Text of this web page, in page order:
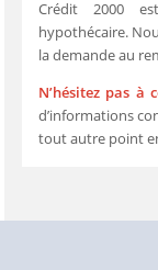
Crédit 2000
hypothécaire.
la demande au
N’hésitez pas à
d’informations
tout autre point